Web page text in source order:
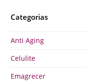
Categorias
Anti Aging
Celulite
Emagrecer